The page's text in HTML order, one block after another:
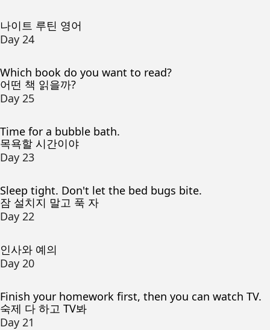
나이트 루틴 영어
Day 24
Which book do you want to read?
어떤 책 읽을까?
Day 25
Time for a bubble bath.
목욕할 시간이야
Day 23
Sleep tight. Don't let the bed bugs bite.
잠 설치지 말고 푹 자
Day 22
인사와 예의
Day 20
Finish your homework first, then you can watch TV.
숙제 다 하고 TV봐
Day 21